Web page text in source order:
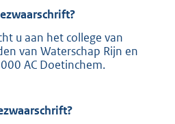
u aan het college van
van Waterschap Rijn en
AC Doetinchem.